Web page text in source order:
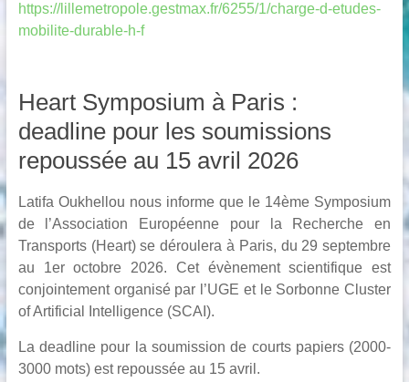
https://lillemetropole.gestmax.fr/6255/1/charge-d-etudes-
mobilite-durable-h-f
Heart Symposium à Paris :
deadline pour les soumissions
repoussée au 15 avril 2026
Latifa Oukhellou nous informe que le 14ème Symposium
de l’Association Européenne pour la Recherche en
Transports (Heart) se déroulera à Paris, du 29 septembre
au 1er octobre 2026. Cet évènement scientifique est
conjointement organisé par l’UGE et le Sorbonne Cluster
of Artificial Intelligence (SCAI).
La deadline pour la soumission de courts papiers (2000-
3000 mots) est repoussée au 15 avril.